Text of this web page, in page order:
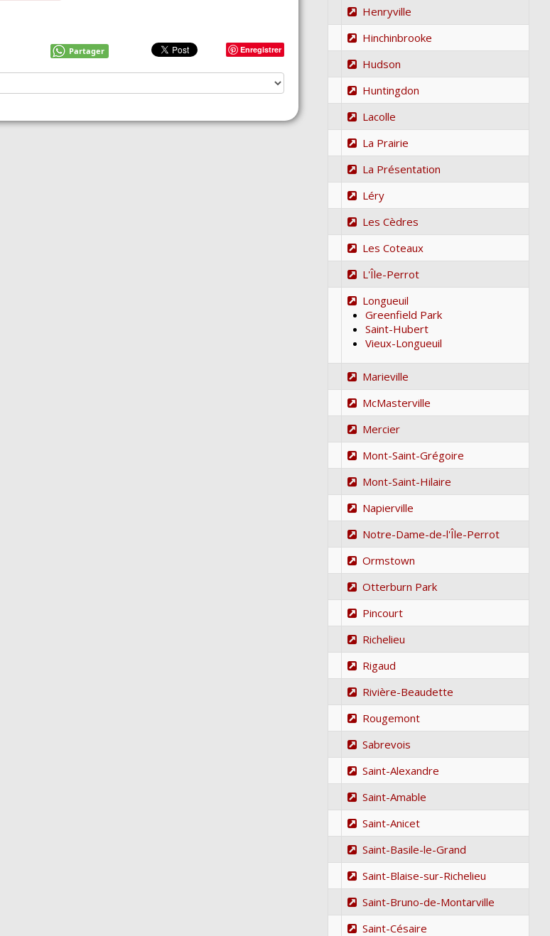
Enregistrer
Partager
Henryville
Hinchinbrooke
Hudson
Huntingdon
Lacolle
La Prairie
La Présentation
Léry
Les Cèdres
Les Coteaux
L'Île-Perrot
Longueuil
Greenfield Park
Saint-Hubert
Vieux-Longueuil
Marieville
McMasterville
Mercier
Mont-Saint-Grégoire
Mont-Saint-Hilaire
Napierville
Notre-Dame-de-l'Île-Perrot
Ormstown
Otterburn Park
Pincourt
Richelieu
Rigaud
Rivière-Beaudette
Rougemont
Sabrevois
Saint-Alexandre
Saint-Amable
Saint-Anicet
Saint-Basile-le-Grand
Saint-Blaise-sur-Richelieu
Saint-Bruno-de-Montarville
Saint-Césaire